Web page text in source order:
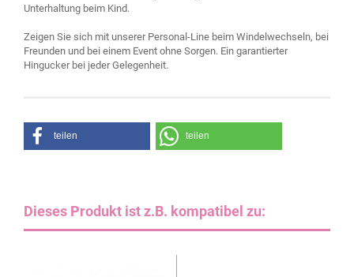
Unterhaltung beim Kind.
Zeigen Sie sich mit unserer Personal-Line beim Windelwechseln, bei
Freunden und bei einem Event ohne Sorgen. Ein garantierter
Hingucker bei jeder Gelegenheit.
teilen teilen
Dieses Produkt ist z.B. kompatibel zu: